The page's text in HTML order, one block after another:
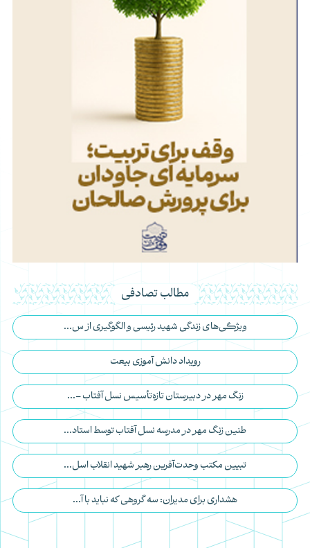
مطالب تصادفی
ویژگی‌های زندگی شهید رئیسی و الگوگیری از س...
رویداد دانش آموزی بیعت
زنگ مهر در دبیرستان تازه‌تأسیس نسل آفتاب –...
طنین زنگ مهر در مدرسه نسل آفتاب توسط استاد...
تبیین مکتب وحدت‌آفرین رهبر شهید انقلاب اسل...
هشداری برای مدیران: سه گروهی که نباید با آ...